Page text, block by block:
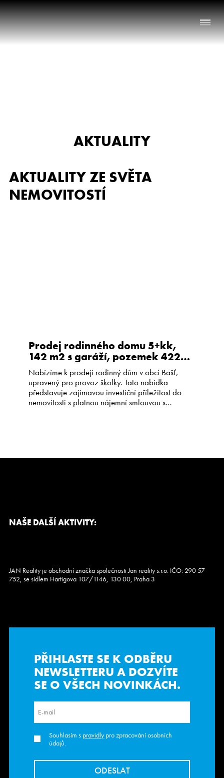
Chci prodat nemovitost
AKTUALITY
AKTUALITY ZE SVĚTA
NEMOVITOSTÍ
Prodej rodinného domu 5+kk,
142 m2 s garáží, pozemek 422
m2, Bašť
Nabízíme k prodeji rodinný dům v obci Bašť,
upravený pro provoz školky. Tato nabídka
představuje zajímavou investiční příležitost do
nemovitosti s platnou nájemní smlouvou s
NAŠE DALŠÍ AKTIVITY:
JAN Reality je obchodní značka společnosti Jan reality s.r.o. IČO: 290 57
752, se sídlem Hartigova 107/1146, 130 00, Praha 3
PŘIHLASTE SE K ODBĚRU
NEWSLETTERUA DOZVÍTE
SE O VŠECH NOVINKÁCH.
Souhlasím s pravidlypro zpracování osobních
údajů.